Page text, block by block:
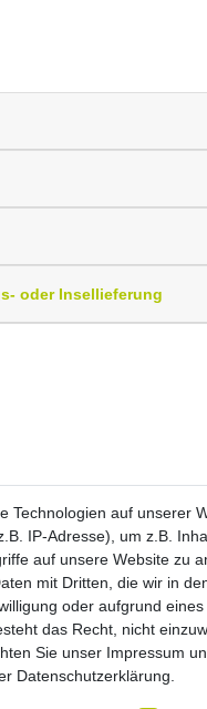
oder Insellieferung
Widerrufs­recht
Technologien auf unserer
IP-Adresse), um z.B.
auf unsere Website zu
mit Dritten, die wir in
oder aufgrund
das Recht, nicht
Sie unser Impressum
Daten­schutz­erklärung